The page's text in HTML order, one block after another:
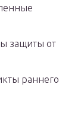
защиты от
раннего